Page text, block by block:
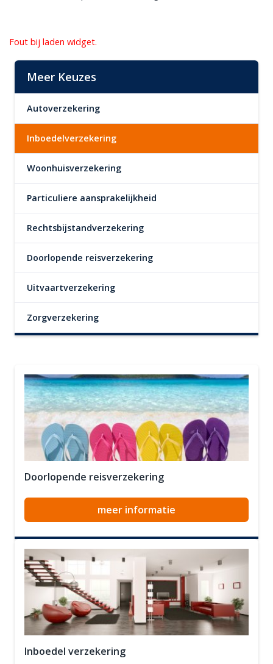
Fout bij laden widget.
Meer Keuzes
Autoverzekering
Inboedelverzekering
Woonhuisverzekering
Particuliere aansprakelijkheid
Rechtsbijstandverzekering
Doorlopende reisverzekering
Uitvaartverzekering
Zorgverzekering
Doorlopende reisverzekering
meer informatie
Inboedel verzekering